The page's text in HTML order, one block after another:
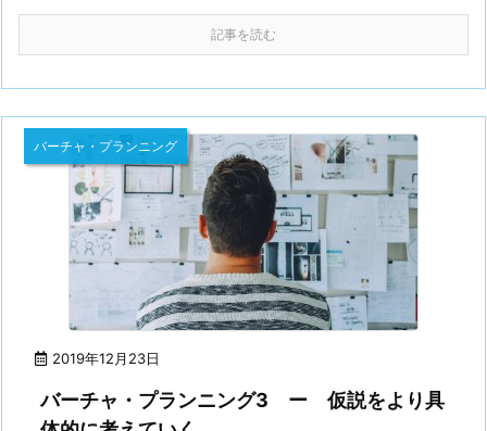
記事を読む
2019年12月23日
バーチャ・プランニング
バーチャ・プランニング3 ー 仮説をより具